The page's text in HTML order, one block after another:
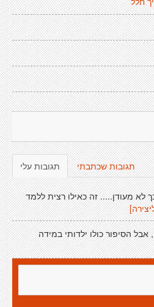
תגובות עלי תגובות שכתבתי
לא מעודן..... זה כאילו רצית ללמד
הסיפור כולו ילדותי במידה